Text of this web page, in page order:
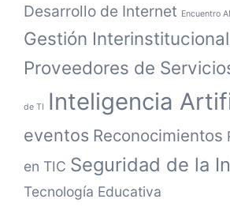
Desarrollo de Internet Encuentro
Gestión
Proveedores de
de TI Inteligencia
eventos Reconocimientos
en TIC Seguridad de la
Tecnología Educativa